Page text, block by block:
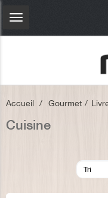
Navigation
Accueil > Gourmet >
Cuisine